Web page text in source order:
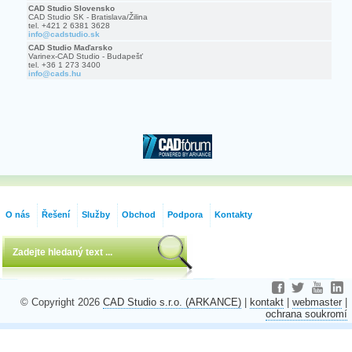
CAD Studio Slovensko
CAD Studio SK - Bratislava/Žilina
tel. +421 2 6381 3628
info@cadstudio.sk
CAD Studio Maďarsko
Varinex-CAD Studio - Budapešť
tel. +36 1 273 3400
info@cads.hu
O nás Řešení Služby Obchod Podpora Kontakty
© Copyright 2026 CAD Studio s.r.o. (ARKANCE) kontakt webmaster
ochrana soukromí